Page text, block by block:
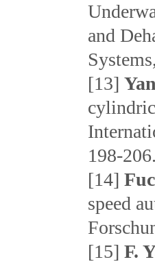
and
[13]
198-
[14]
speed
[15] F.